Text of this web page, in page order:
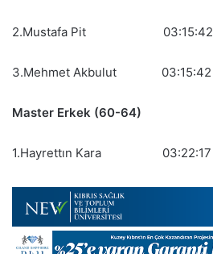
2.Mustafa Pit 03:15:42
3.Mehmet Akbulut 03:15:42
Master Erkek (60-64)
1.Hayrettın Kara 03:22:17